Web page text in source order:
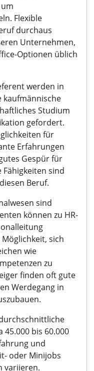
Flexible
durchaus
Unternehmen,
Optionen üblich
werden in
kaufmännische
Studium
gefordert.
für
Erfahrungen
Gespür für
sind
Beruf.
sind
können zu HR-
sich
wie
zu
finden oft gute
Werdegang in
bis 60.000
und
oder Minijobs
variieren.